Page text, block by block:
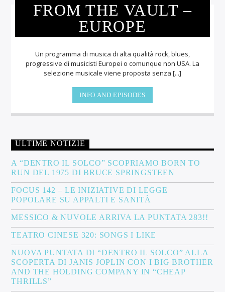
FROM THE VAULT –
EUROPE
Un programma di musica di alta qualità rock, blues,
progressive di musicisti Europei o comunque non USA. La
selezione musicale viene proposta senza [...]
INFO AND EPISODES
ULTIME NOTIZIE
A “DENTRO IL SOLCO” SCOPRIAMO BORN TO
RUN DEL 1975 DI BRUCE SPRINGSTEEN
FOCUS 142 – LE INIZIATIVE DI LEGGE
POPOLARE SU APPALTI E SANITÀ
MESSICO & NUVOLE ARRIVA LA PUNTATA 283!!
TEATRO CINESE 320: SONGS I LIKE
NUOVA PUNTATA DI “DENTRO IL SOLCO” ALLA
SCOPERTA DI JANIS JOPLIN CON I BIG BROTHER
AND THE HOLDING COMPANY IN “CHEAP
THRILLS”